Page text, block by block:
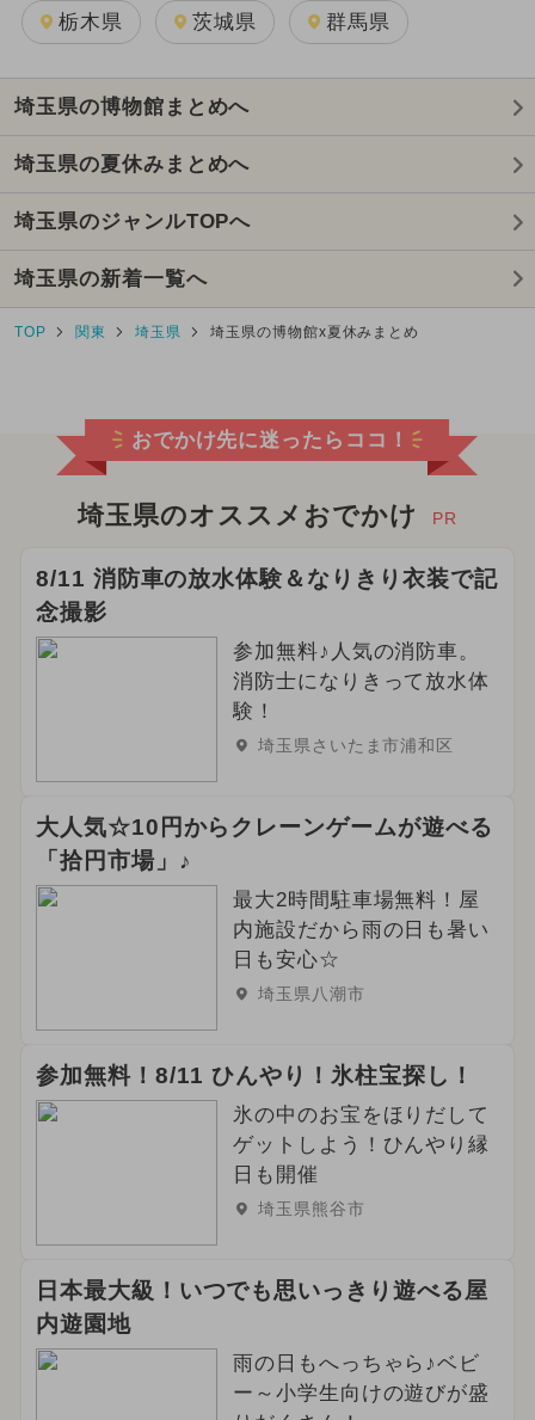
栃木県 茨城県 群馬県
埼玉県の博物館まとめへ
埼玉県の夏休みまとめへ
埼玉県のジャンルTOPへ
埼玉県の新着一覧へ
TOP 関東 埼玉県 埼玉県の博物館x夏休みまとめ
おでかけ先に迷ったらココ！
埼玉県のオススメおでかけ PR
8/11 消防車の放水体験＆なりきり衣装で記
念撮影
参加無料♪人気の消防車。
消防士になりきって放水体
験！
埼玉県さいたま市浦和区
大人気☆10円からクレーンゲームが遊べる
「拾円市場」♪
最大2時間駐車場無料！屋
内施設だから雨の日も暑い
日も安心☆
埼玉県八潮市
参加無料！8/11 ひんやり！氷柱宝探し！
氷の中のお宝をほりだして
ゲットしよう！ひんやり縁
日も開催
埼玉県熊谷市
日本最大級！いつでも思いっきり遊べる屋
内遊園地
雨の日もへっちゃら♪ベビ
ー～小学生向けの遊びが盛